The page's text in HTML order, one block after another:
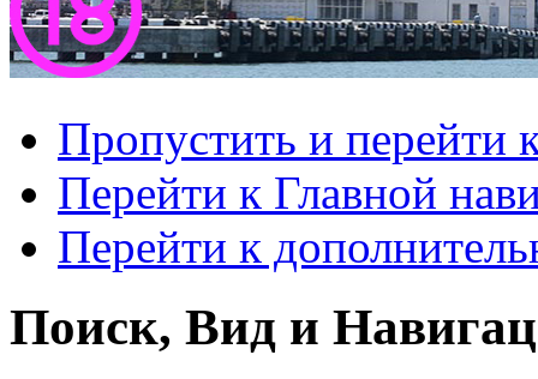
Пропустить и перейти
Перейти к Главной
Перейти к
Поиск, Вид и